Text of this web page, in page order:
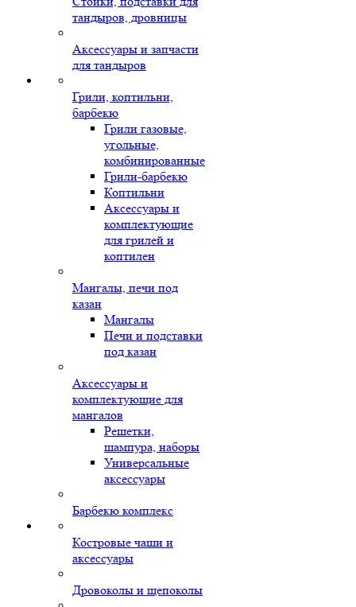
тандыров, дровницы
Аксессуары и запчасти
для тандыров
Грили, коптильни,
барбекю
Грили газовые,
угольные,
комбинированные
Грили-барбекю
Коптильни
Аксессуары и
комплектующие
для грилей и
коптилен
Мангалы, печи под
казан
Мангалы
Печи и подставки
под казан
Аксессуары и
комплектующие для
мангалов
Решетки,
шампура, наборы
Универсальные
аксессуары
Барбекю комплекс
Костровые чаши и
аксессуары
Дровоколы и щепоколы